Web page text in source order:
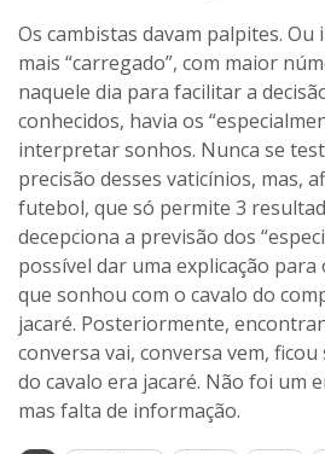
Os cambistas davam palpites.
mais “carregado”, com maior
naquele dia para facilitar a
conhecidos, havia os
interpretar sonhos. Nunca se
precisão desses vaticínios, mas,
futebol, que só permite 3
decepciona a previsão dos
possível dar uma explicação
que sonhou com o cavalo do
jacaré. Posteriormente,
conversa vai, conversa vem,
do cavalo era jacaré. Não foi um
mas falta de informação.